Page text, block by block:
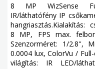
8 MP WizSense
IR/láthatófény IP
hangriasztás.Kialakítás:
8 MP, FPS max.
Szenzorméret: 1/2.8'',
0.0004 lux, ColorVu /
világítás: IR LED/